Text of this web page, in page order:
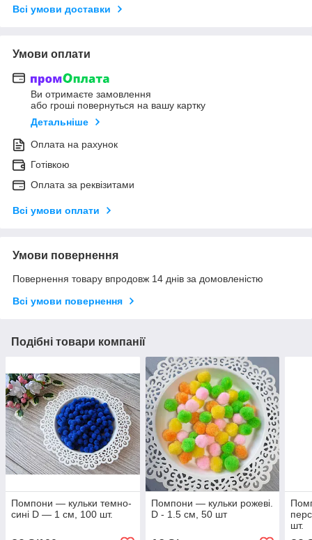
Всі умови доставки
Умови оплати
Ви отримаєте замовлення
або гроші повернуться на вашу картку
Детальніше
Оплата на рахунок
Готівкою
Оплата за реквізитами
Всі умови оплати
Умови повернення
Повернення товару впродовж 14 днів за домовленістю
Всі умови повернення
Подібні товари компанії
Помпони — кульки темно-
сині D — 1 см, 100 шт.
Помпони — кульки рожеві.
D - 1.5 см, 50 шт
шт.